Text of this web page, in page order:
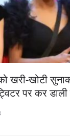
खरी-खोटी
पर कर